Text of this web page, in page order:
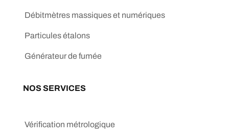
Débitmètres massiques et numériques
Particules étalons
Générateur de fumée
NOS SERVICES
Vérification métrologique